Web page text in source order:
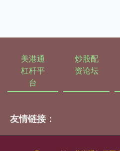
美港通
杠杆平
台
炒股配
资论坛
友情链接：